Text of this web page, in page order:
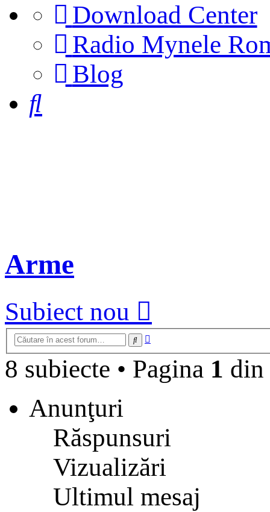
Download Center
Radio Mynele
Blognew
Arme
Subiect nou
Căutare
8 subiecte • Pagina 1 din
Anunţuri
Răspunsuri
Vizualizări
Ultimul mesaj